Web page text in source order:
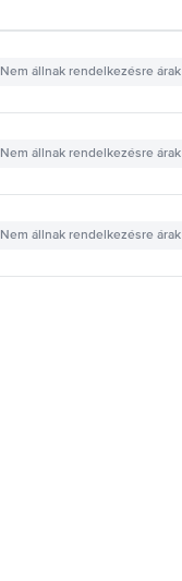
Nem állnak rendelkezésre árak
Nem állnak rendelkezésre árak
Nem állnak rendelkezésre árak